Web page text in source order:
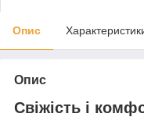
Опис
Опис
Свіжість і